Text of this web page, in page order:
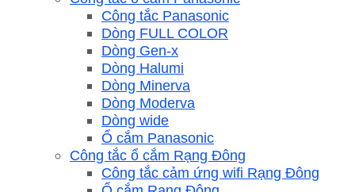
Công tắc Panasonic
Dòng FULL COLOR
Dòng Gen-x
Dòng Halumi
Dòng Minerva
Dòng Moderva
Dòng wide
Ổ cắm Panasonic
Công tắc ổ cắm Rạng Đông
Công tắc cảm ứng wifi Rạng Đông